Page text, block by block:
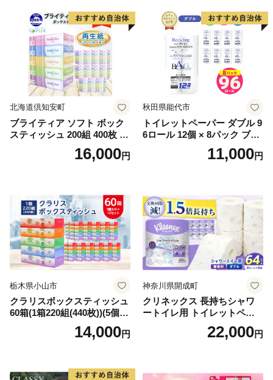
北海道倶知安町
ブライティア ソフト ボック
スティッシュ 200組 400枚 60
箱 日本製 まとめ買い ティッ
シュ リサイクル 長持 防災 常
倶知安町 日用品
16,000円
秋田県能代市
トイレットペーパー ダブル 9
6ロール 12個 × 8パック ブラ
ンカ 再生紙 100％ 芯あり 日
用品 消耗品 無香料 生活用品
11,000円
栃木県小山市
クラリスボックスティッシュ
60箱(1箱220組(440枚))(5個入
り×12セット)【1256759】
14,000円
神奈川県開成町
クリネックス 長持ちシャワ
ートイレ用 トイレットペー
パー（ダブル）64ロール(8ロ
ール×8パック) 開成町 トイレ
蓄 防災 エコ 消耗品 生活雑貨
22,000円